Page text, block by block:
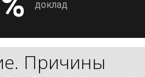
доклад
Причины